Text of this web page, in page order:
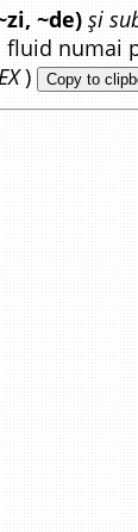
~de) și
fluid numai
) Copy to